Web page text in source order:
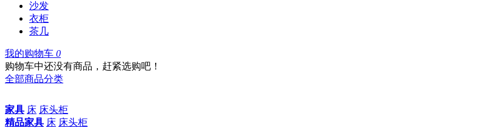
沙发
衣柜
茶几
我的购物车 0
购物车中还没有商品，赶紧选购吧！
全部商品分类
家具 床 床头柜
精品家具 床 床头柜